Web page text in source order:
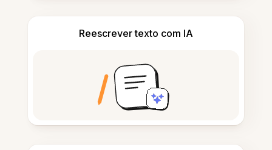
Reescrever texto com IA